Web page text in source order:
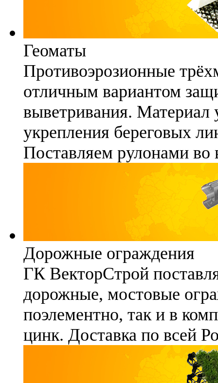
Геоматы
Противоэрозионные
отличным вариантом
выветривания. Материал
укрепления береговых
Поставляем рулонами
Дорожные ограждения
ГК ВекторСтрой
дорожные, мостовые
поэлементно, так и в
цинк. Доставка по всей